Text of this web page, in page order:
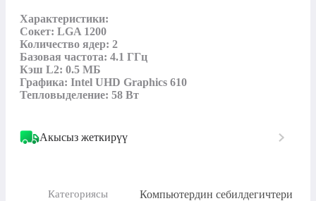
Характеристики:
Сокет: LGA 1200
Количество ядер: 2
Базовая частота: 4.1 ГГц
Кэш L2: 0.5 МБ
Графика: Intel UHD Graphics 610
Тепловыделение: 58 Вт
Акысыз жеткирүү
Категориясы Компьютердин себилдегичтери